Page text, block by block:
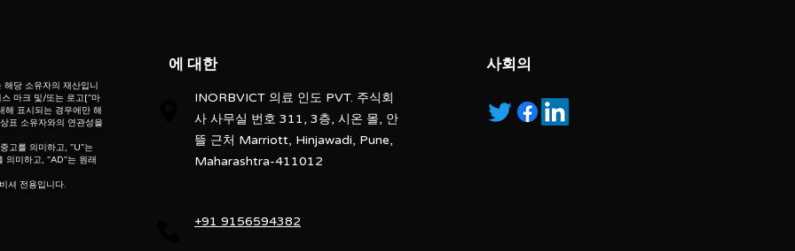
keypad combined with on-screen instructions makes the BC380 easy for anyone to operate.
the need to push a button separately when you grab the electrode handle that gives you a sense of improved grip.
easy access, comfort and stability.
with measurement comparison to the healthy range, making analysis fast and concise.
means preowned, “u” means used, “t” means trading, “m” means own manufactured, “ad” means authorised
당 소유자의 재산입니
마크 및/또는 로고["마
해 표시되는 경우에만 해
표 소유자와의 연관성을
고를 의미하고, "U"는
의미하고, "AD"는 원래
셔 전용입니다.
에 대한
INORBVICT 의료 인도 PVT. 주식회
사 사무실 번호 311, 3층, 시온 몰, 안
뜰 근처 Marriott, Hinjawadi, Pune,
Maharashtra-411012
+91 9156594382
사회의